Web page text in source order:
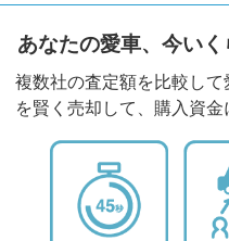
あなたの愛車、今いく
複数社の査定額を比較し
を賢く売却して、購入資金